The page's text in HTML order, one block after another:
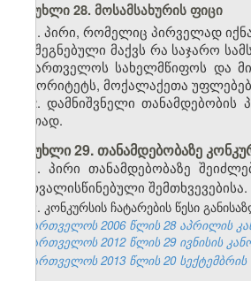
მუხლი 28. მოსამსახურის ფიცი
1. პირი, რომელიც პირველად
„შეგნებული მაქვს რა საჯარო
საქართველოს სახელმწიფოს და
ავტორიტეტს, მოქალაქეთა
2. დამნიშვნელი
ერთად.
მუხლი 29. თანამდებობაზე
1. პირი თანამდებობაზე
გათვალისწინებული შემთხვევებისა.
2. კონკურსის ჩატარების წესი
საქართველოს 2006 წლის 28 აპრილის
საქართველოს 2012 წლის 29 ივნისის
საქართველოს 2013 წლის 20 სექტემბრის